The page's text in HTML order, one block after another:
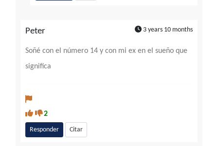
Peter 3 years 10 months
Soñé con el número 14 y con mi ex en el sueño que
significa
2
Responder Citar